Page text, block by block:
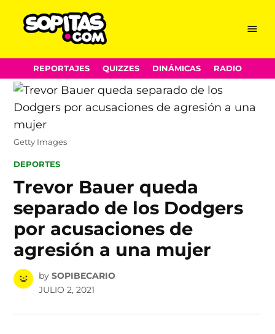
Skip
to
content
Menu
REPORTAJES QUIZZES DINÁMICAS RADIO
Getty Images
POSTED
DEPORTES
Trevor Bauer queda
separado de los Dodgers
por acusaciones de
agresión a una mujer
by SOPIBECARIO
JULIO 2, 2021